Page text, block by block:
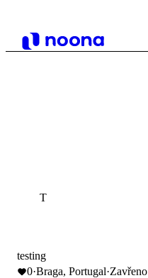
T
testing
0·Braga, Portugal·Zavřeno